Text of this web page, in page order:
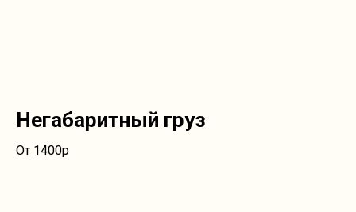
Негабаритный груз
От 1400р